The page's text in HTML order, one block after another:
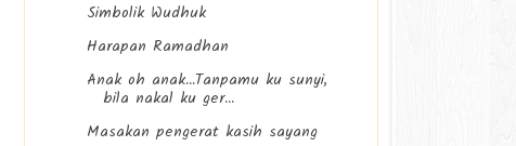
Simbolik Wudhuk
Harapan Ramadhan
Anak oh anak...Tanpamu ku sunyi,
bila nakal ku ger...
Masakan pengerat kasih sayang